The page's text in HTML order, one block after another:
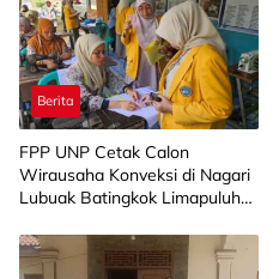
Berita
FPP UNP Cetak Calon
Wirausaha Konveksi di Nagari
Lubuak Batingkok Limapuluh